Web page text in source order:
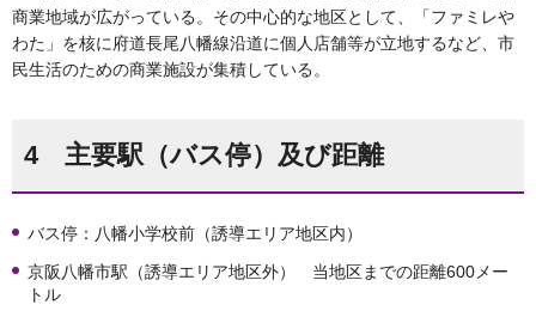
商業地域が広がっている。その中心的な地区として、「ファミレや
わた」を核に府道長尾八幡線沿道に個人店舗等が立地するなど、市
民生活のための商業施設が集積している。
4 主要駅（バス停）及び距離
バス停：八幡小学校前（誘導エリア地区内）
京阪八幡市駅（誘導エリア地区外） 当地区までの距離600メー
トル